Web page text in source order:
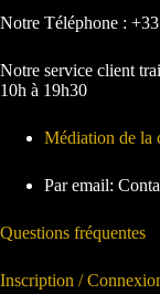
Notre Téléphone :
Notre service client
10h à 19h30
Médiation de la
Par email:
Questions fréquentes
Inscription /